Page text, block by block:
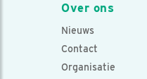
Over ons
Nieuws
Contact
Organisatie